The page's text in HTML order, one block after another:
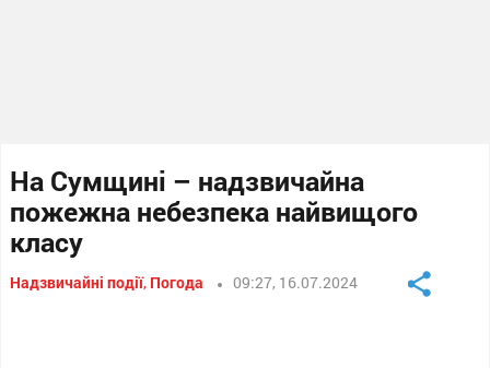
На Сумщині – надзвичайна
пожежна небезпека найвищого
класу
Надзвичайні події, Погода 09:27, 16.07.2024